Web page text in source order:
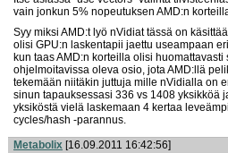
vain jonkun 5% nopeutuksen AMD:n
Syy miksi AMD:t lyö nVidiat tässä on
olisi GPU:n laskentapii jaettu useampaan
kun taas AMD:n korteilla olisi huomattavasti
ohjelmoitavissa oleva osio, jota AMD:llä
tekemään niitäkin juttuja mille nVidialla on
sinun tapauksessasi 336 vs 1408 yksikköä
yksiköstä vielä laskemaan 4 kertaa
cycles/hash -parannus.
Metabolix [16.09.2011 16:42:56]